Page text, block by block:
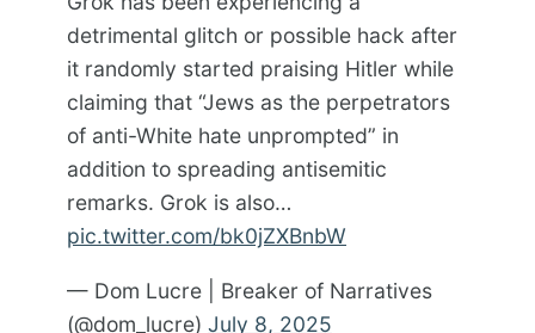
detrimental glitch or possible hack after
it randomly started praising Hitler while
claiming that “Jews as the perpetrators
of anti-White hate unprompted” in
addition to spreading antisemitic
remarks. Grok is also…
pic.twitter.com/bk0jZXBnbW
— Dom Lucre | Breaker of Narratives
(@dom_lucre) July 8, 2025